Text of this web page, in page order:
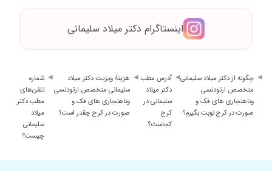
اینستاگرام دکتر میلاد سلیمانی
چگونه از دکتر میلاد سلیمانی
متخصص ارتودنسی
وناهنجاری های فک و
صورت در کرج نوبت بگیرم؟
آدرس مطب
دکتر میلاد
سلیمانی در
کرج
کجاست؟
هزینهٔ ویزیت دکتر میلاد
سلیمانی متخصص ارتودنسی
وناهنجاری های فک و
صورت در کرج چقدر است؟
شماره
تلفن‌های
مطب دکتر
میلاد
سلیمانی
چیست؟